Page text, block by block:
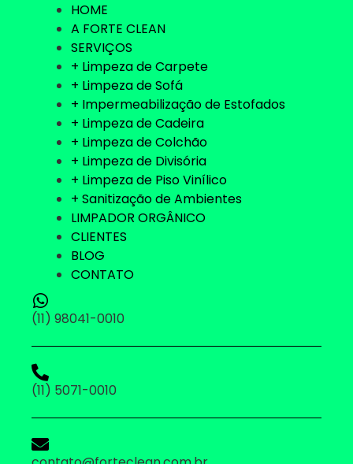
HOME
A FORTE CLEAN
SERVIÇOS
+ Limpeza de Carpete
+ Limpeza de Sofá
+ Impermeabilização de Estofados
+ Limpeza de Cadeira
+ Limpeza de Colchão
+ Limpeza de Divisória
+ Limpeza de Piso Vinílico
+ Sanitização de Ambientes
LIMPADOR ORGÂNICO
CLIENTES
BLOG
CONTATO
(11) 98041-0010
(11) 5071-0010